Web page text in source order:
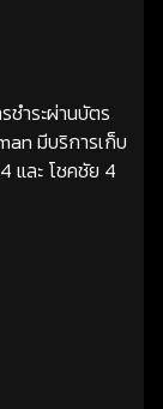
ชำระผ่านบัตร
มีบริการเก็บ
และ โชคชัย 4